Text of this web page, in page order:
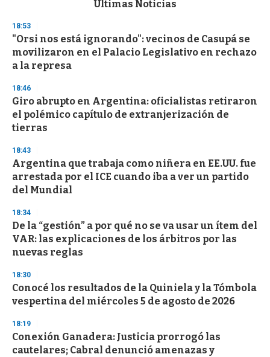
d
s
o
f
3
s
e
c
o
n
s
Últimas Noticias
18:53
"Orsi nos está ignorando": vecinos de Casupá se
movilizaron en el Palacio Legislativo en rechazo
a la represa
18:46
Giro abrupto en Argentina: oficialistas retiraron
el polémico capítulo de extranjerización de
tierras
18:43
Argentina que trabaja como niñera en EE.UU. fue
arrestada por el ICE cuando iba a ver un partido
del Mundial
18:34
De la “gestión” a por qué no se va usar un ítem del
VAR: las explicaciones de los árbitros por las
nuevas reglas
18:30
Conocé los resultados de la Quiniela y la Tómbola
vespertina del miércoles 5 de agosto de 2026
18:19
Conexión Ganadera: Justicia prorrogó las
cautelares; Cabral denunció amenazas y